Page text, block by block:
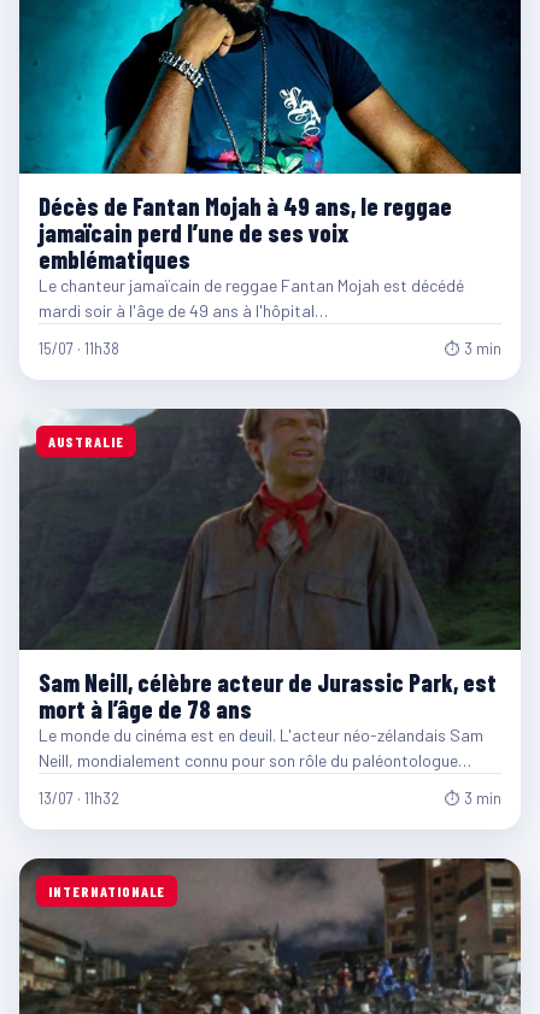
Décès de Fantan Mojah à 49 ans, le reggae
jamaïcain perd l’une de ses voix
emblématiques
Le chanteur jamaïcain de reggae Fantan Mojah est décédé
mardi soir à l'âge de 49 ans à l'hôpital…
15/07 · 11h38 ⏱ 3 min
AUSTRALIE
Sam Neill, célèbre acteur de Jurassic Park, est
mort à l’âge de 78 ans
Le monde du cinéma est en deuil. L'acteur néo-zélandais Sam
Neill, mondialement connu pour son rôle du paléontologue…
13/07 · 11h32 ⏱ 3 min
INTERNATIONALE